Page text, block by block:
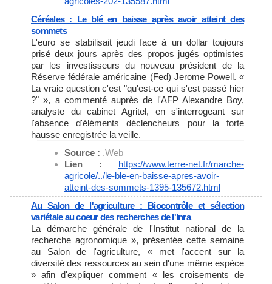
Céréales : Le blé en baisse après avoir atteint des
sommets
L'euro se stabilisait jeudi face à un dollar toujours
prisé deux jours après des propos jugés optimistes
par les investisseurs du nouveau président de la
Réserve fédérale américaine (Fed) Jerome Powell. «
La vraie question c'est "qu'est-ce qui s'est passé hier
?" », a commenté auprès de l'AFP Alexandre Boy,
analyste du cabinet Agritel, en s'interrogeant sur
l'absence d'éléments déclencheurs pour la forte
hausse enregistrée la veille.
Source : .Web
Lien : https://www.terre-net.fr/marche-
agricole/../le-ble-en-baisse-apres-avoir-
atteint-des-sommets-1395-135672.html
Au Salon de l'agriculture : Biocontrôle et sélection
variétale au coeur des recherches de l'Inra
La démarche générale de l'Institut national de la
recherche agronomique », présentée cette semaine
au Salon de l'agriculture, « met l'accent sur la
diversité des ressources au sein d'une même espèce
» afin d'expliquer comment « les croisements de